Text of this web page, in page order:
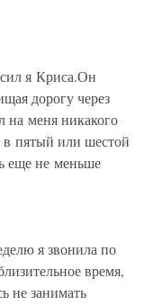
я Криса.Он
дорогу через
на меня никакого
в пятый или шестой
еще не меньше
я звонила по
время,
не занимать